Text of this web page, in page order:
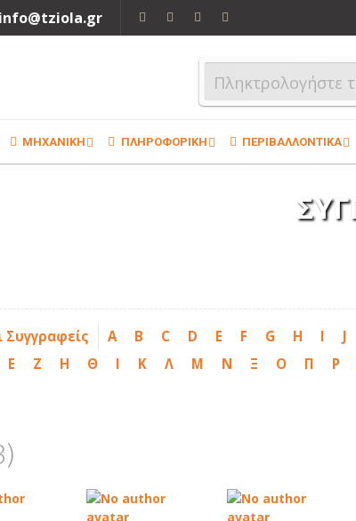
info@tziola.gr
ΜΗΧΑΝΙΚΗ ΠΛΗΡΟΦΟΡΙΚΗ ΠΕΡΙΒΑΛΛΟΝΤΙΚΑ
Συγγραφείς A B C D E F G H I J
Ε Ζ Η Θ Ι Κ Λ Μ Ν Ξ Ο Π Ρ